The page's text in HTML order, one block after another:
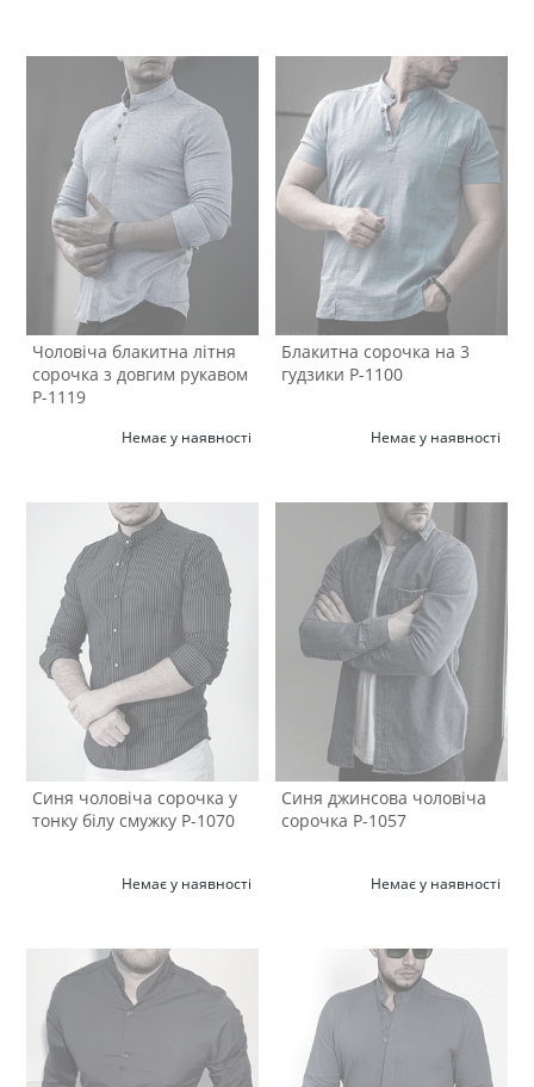
Чоловіча блакитна літня
сорочка з довгим рукавом
Р-1119
Немає у наявності
Блакитна сорочка на 3
гудзики Р-1100
Немає у наявності
Синя чоловіча сорочка у
тонку білу смужку Р-1070
Немає у наявності
Синя джинсова чоловіча
сорочка Р-1057
Немає у наявності